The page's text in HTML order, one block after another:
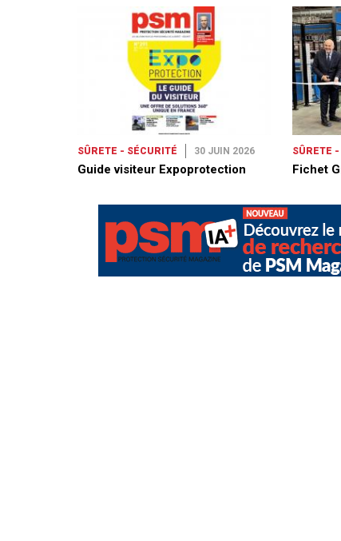
SÛRETE - SÉCURITÉ 30 JUIN 2026
Guide visiteur Expoprotection
SÛRETE
Fichet